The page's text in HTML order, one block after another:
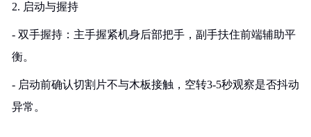
2. 启动与握持
- 双手握持：主手握紧机身后部把手，副手扶住前端辅助平
衡。
- 启动前确认切割片不与木板接触，空转3-5秒观察是否抖动
异常。